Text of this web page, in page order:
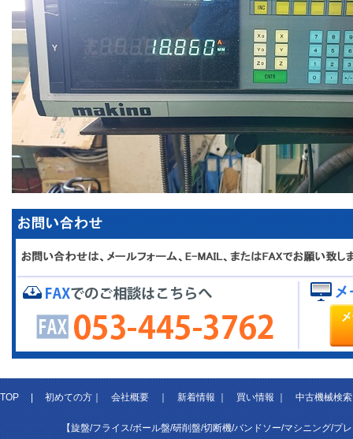
TOP|初めての方｜会社概要｜新着情報｜買い情報｜中古機械検索
【旋盤/フライス/ボール盤/研削盤/切断機/バンドソー/マシニング/プ